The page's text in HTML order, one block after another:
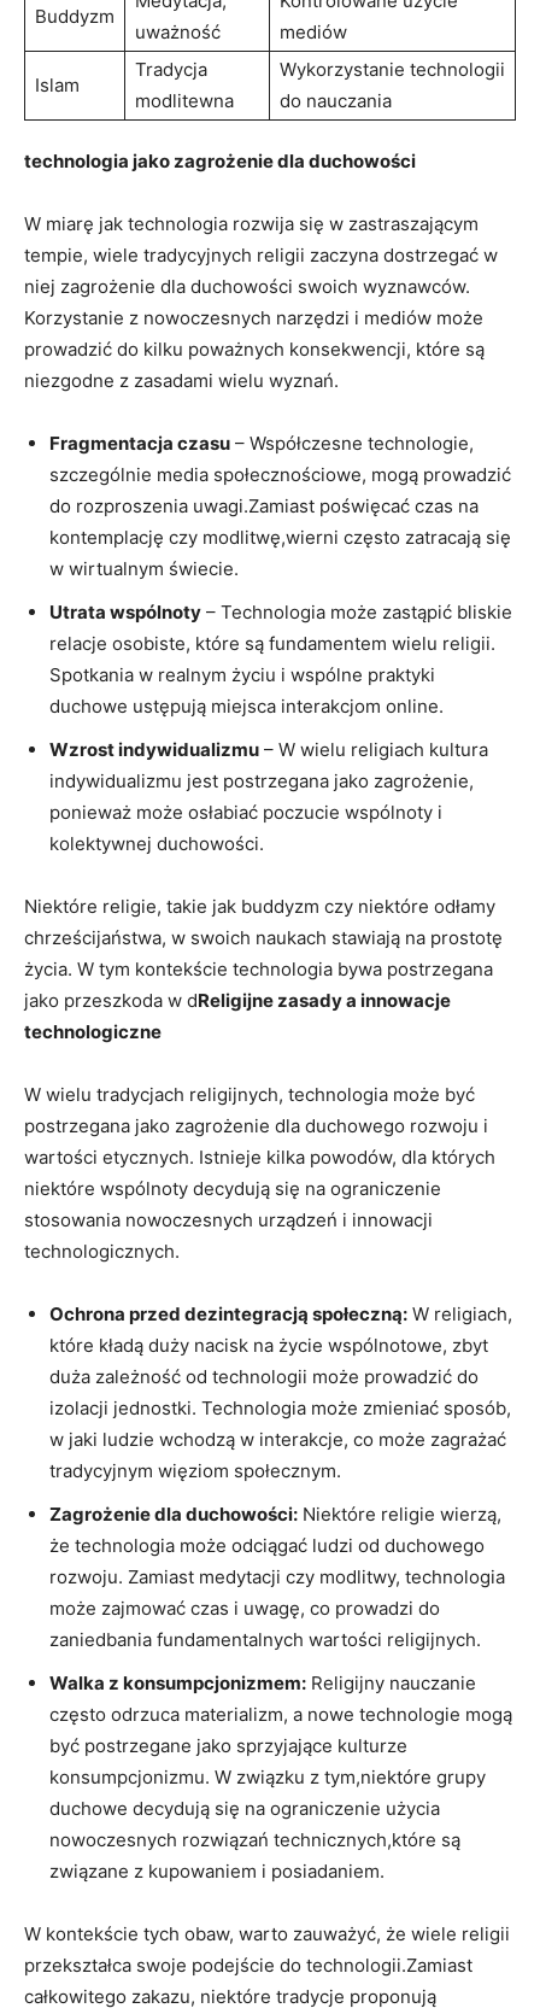
Buddyzm
uważność
mediów
Islam
Tradycja⁣
modlitewna
Wykorzystanie technologii
do nauczania
technologia jako zagrożenie ​dla‌ duchowości
W miarę jak technologia rozwija się w⁣ zastraszającym
tempie, ​wiele​ tradycyjnych religii zaczyna dostrzegać w
niej zagrożenie dla duchowości swoich ⁤wyznawców.
⁢Korzystanie z‌ nowoczesnych ‌narzędzi i mediów może
prowadzić do kilku poważnych konsekwencji,⁣ które są
niezgodne z zasadami wielu ‍wyznań.
Fragmentacja czasu – Współczesne‍ technologie,
szczególnie media społecznościowe, mogą prowadzić
do‍ rozproszenia uwagi.Zamiast poświęcać czas na
kontemplację czy modlitwę,wierni często zatracają‌ się
w wirtualnym świecie.
Utrata wspólnoty – Technologia może zastąpić bliskie
relacje osobiste, które ‌są fundamentem wielu religii.
Spotkania w realnym życiu i wspólne praktyki
duchowe ⁣ustępują miejsca interakcjom online.
Wzrost indywidualizmu – W wielu religiach kultura‍
indywidualizmu jest postrzegana jako ‍zagrożenie,
ponieważ może osłabiać poczucie wspólnoty‍ i
kolektywnej ‌duchowości.
Niektóre religie, takie jak buddyzm czy niektóre⁢ odłamy
chrześcijaństwa, w ​swoich naukach stawiają na prostotę
życia. W ​tym​ kontekście technologia bywa postrzegana
jako przeszkoda w dReligijne⁤ zasady a innowacje⁢
technologiczne
W​ wielu tradycjach ‌religijnych, technologia może być
postrzegana jako‍ zagrożenie dla ​duchowego rozwoju i
wartości‍ etycznych. Istnieje kilka powodów, dla których
niektóre wspólnoty decydują się na ograniczenie
stosowania nowoczesnych urządzeń i innowacji
technologicznych.
Ochrona⁢ przed dezintegracją społeczną: W religiach,
które kładą duży nacisk na życie wspólnotowe, zbyt
duża zależność od technologii może prowadzić ‍do
‍izolacji jednostki. Technologia może ​zmieniać sposób,
w jaki ludzie wchodzą w interakcje, co może ‍zagrażać
tradycyjnym więziom społecznym.
Zagrożenie dla duchowości: Niektóre religie wierzą,
że technologia może odciągać ludzi ⁢od duchowego
rozwoju. Zamiast medytacji⁤ czy modlitwy, ‍technologia
może zajmować czas i uwagę, ⁤co prowadzi do
zaniedbania fundamentalnych wartości religijnych.
Walka z konsumpcjonizmem: Religijny nauczanie
często odrzuca materializm, a nowe technologie⁤ mogą
być⁤ postrzegane jako sprzyjające kulturze
konsumpcjonizmu. W związku z tym,niektóre grupy
duchowe decydują się na ograniczenie użycia
nowoczesnych⁣ rozwiązań technicznych,które są
związane z kupowaniem i posiadaniem.
W kontekście tych‌ obaw, warto zauważyć, że wiele religii
przekształca ⁢swoje podejście do ​technologii.Zamiast
całkowitego zakazu, niektóre tradycje proponują‌